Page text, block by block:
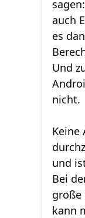
auch
es
Und
nicht.
Keine
und
Bei
große
kann